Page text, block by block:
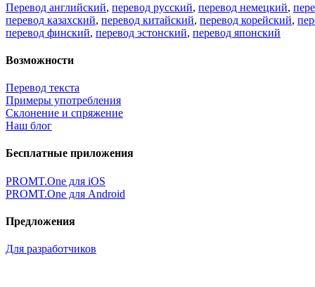
Перевод английский, перевод русский, перевод немецкий,
перевод казахский, перевод китайский, перевод корейский,
перевод финский, перевод эстонский, перевод японский
Возможности
Перевод текста
Примеры употребления
Склонение и спряжение
Наш блог
Бесплатные приложения
PROMT.One для iOS
PROMT.One для Android
Предложения
Для разработчиков